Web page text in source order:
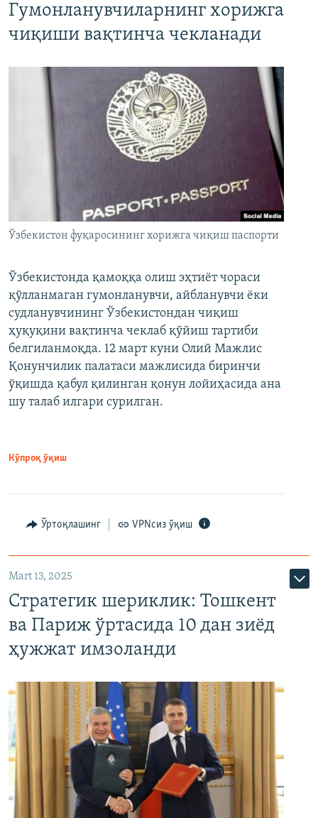
Гумонланувчиларнинг хорижга
чиқиши вақтинча чекланади
Ўзбекистон фуқаросининг хорижга чиқиш паспорти
Ўзбекистонда қамоққа олиш эҳтиёт чораси
қўлланмаган гумонланувчи, айбланувчи ёки
судланувчининг Ўзбекистондан чиқиш
ҳуқуқини вақтинча чеклаб қўйиш тартиби
белгиланмоқда. 12 март куни Олий Мажлис
Қонунчилик палатаси мажлисида биринчи
ўқишда қабул қилинган қонун лойиҳасида ана
шу талаб илгари сурилган.
Кўпроқ ўқиш
Ўртоқлашинг VPNсиз ўқиш
Mart 13, 2025
Стратегик шериклик: Тошкент
ва Париж ўртасида 10 дан зиёд
ҳужжат имзоланди